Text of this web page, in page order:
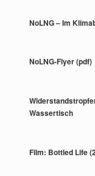
NoLNG – Im
NoLNG-Flyer (pdf)
Wassertisch
Film: Bottled Life